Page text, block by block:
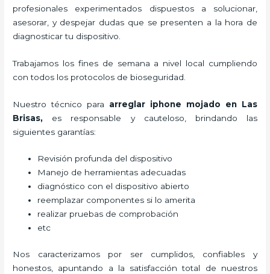
profesionales experimentados dispuestos a solucionar,
asesorar, y despejar dudas que se presenten a la hora de
diagnosticar tu dispositivo.
Trabajamos los fines de semana a nivel local cumpliendo
con todos los protocolos de bioseguridad.
Nuestro técnico para arreglar iphone mojado en Las
Brisas, es responsable y cauteloso, brindando las
siguientes garantías:
Revisión profunda del dispositivo
Manejo de herramientas adecuadas
diagnóstico con el dispositivo abierto
reemplazar componentes si lo amerita
realizar pruebas de comprobación
etc
Nos caracterizamos por ser cumplidos, confiables y
honestos, apuntando a la satisfacción total de nuestros